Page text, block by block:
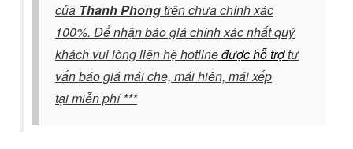
của Thanh Phongtrên chưa chính xác
100%. Để nhận báo giá chính xác nhất quý
khách vui lòng liên hệ hotlineđượchỗ trợtư
vấn báo giá mái che, mái hiên, mái xếp
tại miễn phí ***